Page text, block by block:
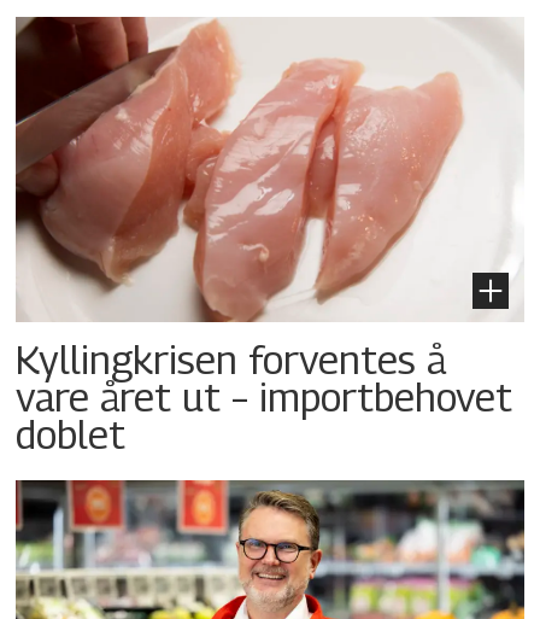
Kyllingkrisen forventes å
vare året ut – importbehovet
doblet